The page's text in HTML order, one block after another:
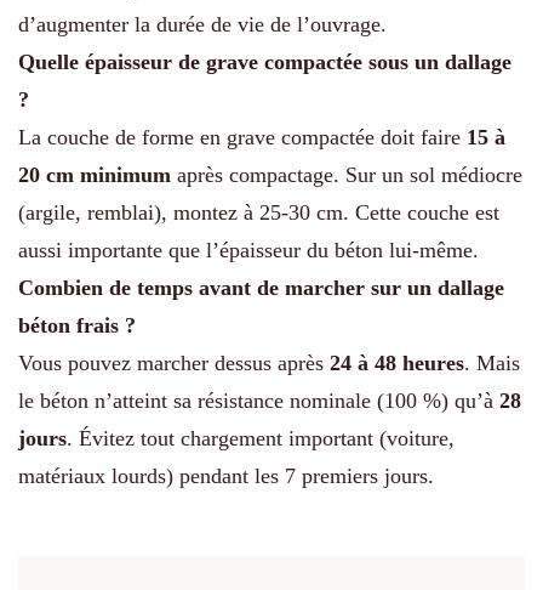
d’augmenter la durée de vie de l’ouvrage.
Quelle épaisseur de grave compactée sous un dallage
?
La couche de forme en grave compactée doit faire 15 à
20 cm minimum après compactage. Sur un sol médiocre
(argile, remblai), montez à 25-30 cm. Cette couche est
aussi importante que l’épaisseur du béton lui-même.
Combien de temps avant de marcher sur un dallage
béton frais ?
Vous pouvez marcher dessus après 24 à 48 heures. Mais
le béton n’atteint sa résistance nominale (100 %) qu’à 28
jours. Évitez tout chargement important (voiture,
matériaux lourds) pendant les 7 premiers jours.